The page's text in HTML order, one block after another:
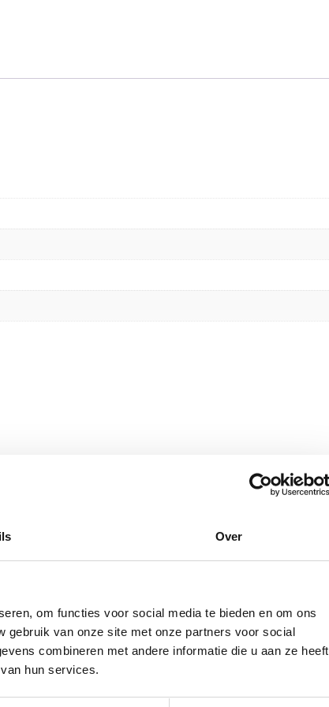
Over
om functies voor social media te bieden en om ons
gebruik van onze site met onze partners voor social
combineren met andere informatie die u aan ze heeft
hun services.